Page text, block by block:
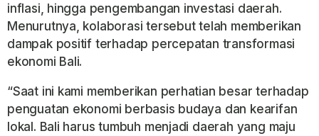
inflasi, hingga pengembangan investasi daerah.
Menurutnya, kolaborasi tersebut telah memberikan
dampak positif terhadap percepatan transformasi
ekonomi Bali.
“Saat ini kami memberikan perhatian besar terhadap
penguatan ekonomi berbasis budaya dan kearifan
lokal. Bali harus tumbuh menjadi daerah yang maju